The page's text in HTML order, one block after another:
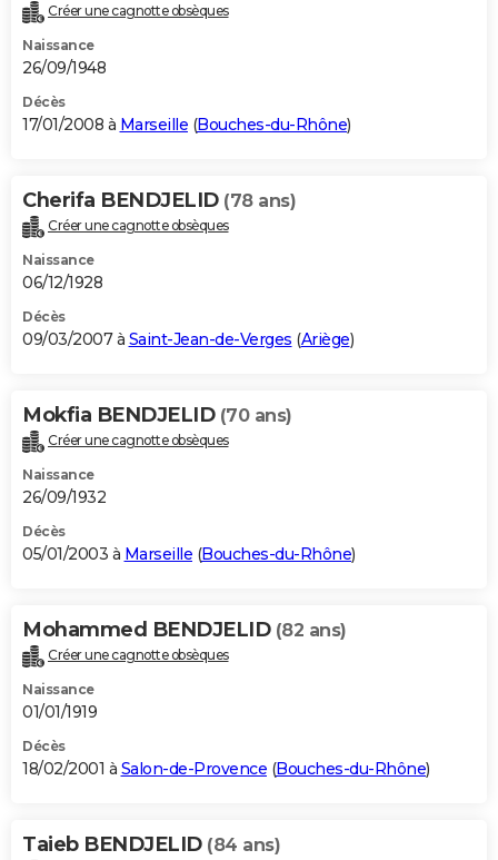
Créer une cagnotte obsèques
Naissance
26/09/1948
Décès
17/01/2008 à Marseille (Bouches-du-Rhône)
Cherifa BENDJELID (78 ans)
Créer une cagnotte obsèques
Naissance
06/12/1928
Décès
09/03/2007 à Saint-Jean-de-Verges (Ariège)
Mokfia BENDJELID (70 ans)
Créer une cagnotte obsèques
Naissance
26/09/1932
Décès
05/01/2003 à Marseille (Bouches-du-Rhône)
Mohammed BENDJELID (82 ans)
Créer une cagnotte obsèques
Naissance
01/01/1919
Décès
18/02/2001 à Salon-de-Provence (Bouches-du-Rhône)
Taieb BENDJELID (84 ans)